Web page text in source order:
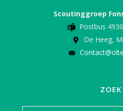
Scoutinggroep
Postbus
De Heeg,
ZOEK